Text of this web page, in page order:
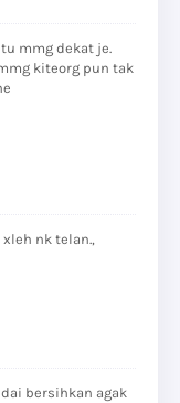
mmg dekat je.
kiteorg pun tak
nk telan.,
bersihkan agak